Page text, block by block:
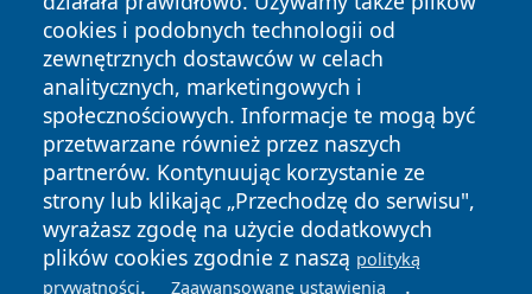
cookies i podobnych technologii od
zewnętrznych dostawców w celach
analitycznych, marketingowych i
społecznościowych. Informacje te mogą być
przetwarzane również przez naszych
partnerów. Kontynuując korzystanie ze
strony lub klikając „Przechodzę do serwisu",
wyrażasz zgodę na użycie dodatkowych
plików cookies zgodnie z naszą polityką
prywatności. Zaawansowane ustawienia .
Copyright © 2026 leszczynski24.pl Wszystkie prawa
zastrzeżone.
News Autorzy
Polityka
Prywatności
Polityka
Cookies